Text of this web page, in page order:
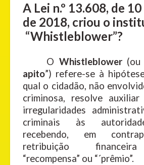
A Lei n.º 13.608, de
de 2018, criou o
“Whistleblower”?
O Whistleblower(ou
apito”) refere-se à
qual o cidadão, não
criminosa, resolve auxiliar
irregularidades
criminais às
recebendo, em
retribuição
“recompensa” ou “´prêmio”.